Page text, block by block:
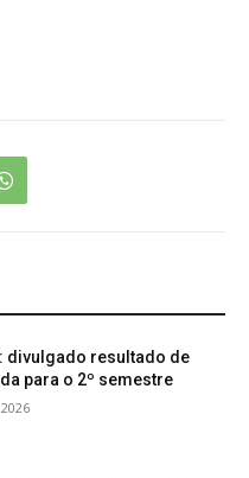
divulgado resultado de
para o 2º semestre